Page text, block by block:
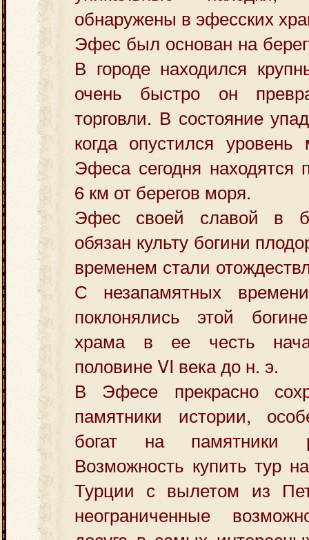
обнаружены в эфесских
Эфес был основан на
В городе находился
очень быстро он
торговли. В состояние
когда опустился
Эфеса сегодня находятся
6 км от берегов моря.
Эфес своей славой в
обязан культу богини
временем стали
С незапамятных
поклонялись этой
храма в ее честь
половине VI века до н. э.
В Эфесе прекрасно
памятники истории,
богат на памятники
Возможность купить тур
Турции с вылетом из
неограниченные